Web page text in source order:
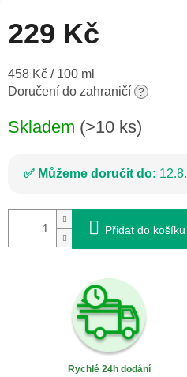
229 Kč
Měrná
cena:
458 Kč / 100 ml
Doručení do zahraničí ?
Skladem (>10 ks)
Můžeme doručit do:
Přidat do košíku
Rychlé 24h dodání